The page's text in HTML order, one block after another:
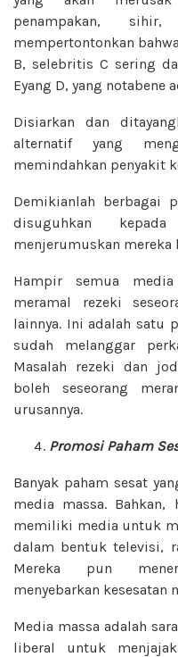
penampakan,
mempertontonkan
B, selebritis C sering
Eyang D, yang notabene
Disiarkan dan
alternatif yang
memindahkan penyakit
Demikianlah berbagai
disuguhkan
menjerumuskan mereka
Hampir semua
meramal rezeki
lainnya. Ini adalah satu
sudah melanggar
Masalah rezeki dan
boleh seseorang
urusannya.
Promosi Paham
Banyak paham sesat
media massa.
memiliki media untuk
dalam bentuk televisi,
Mereka pun
menyebarkan kesesatan
Media massa adalah
liberal untuk